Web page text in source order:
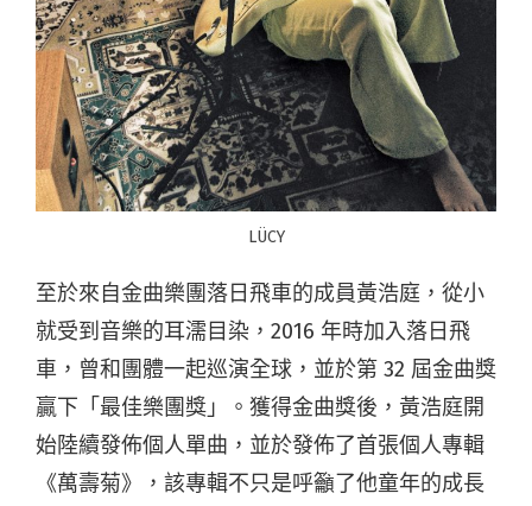
LÜCY
至於來自金曲樂團落日飛車的成員黃浩庭，從小
就受到音樂的耳濡目染，2016 年時加入落日飛
車，曾和團體一起巡演全球，並於第 32 屆金曲獎
贏下「最佳樂團獎」。獲得金曲獎後，黃浩庭開
始陸續發佈個人單曲，並於發佈了首張個人專輯
《萬壽菊》，該專輯不只是呼籲了他童年的成長